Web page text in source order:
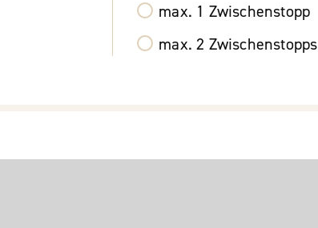
max. 1 Zwischenstopp
max. 2 Zwischenstopps